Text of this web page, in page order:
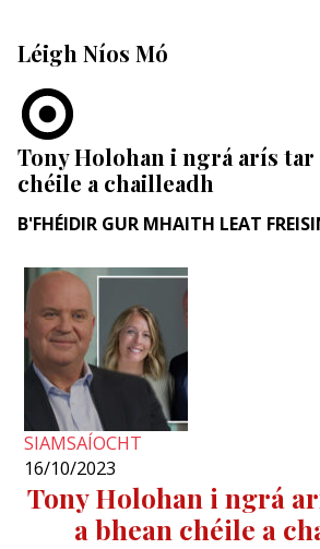
Léigh Níos Mó
Tony Holohan i ngrá arís tar
chéile a chailleadh
B'FHÉIDIR GUR MHAITH LEAT
SIAMSAÍOCHT
16/10/2023
Tony Holohan i ngrá
a bhean chéile a